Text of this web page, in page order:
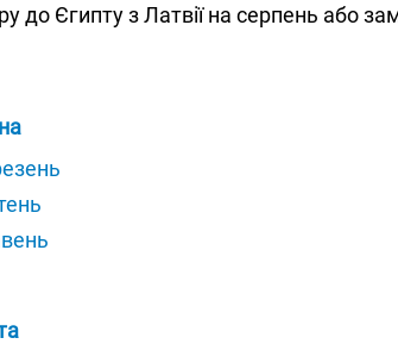
до Єгипту з Латвії на серпень або